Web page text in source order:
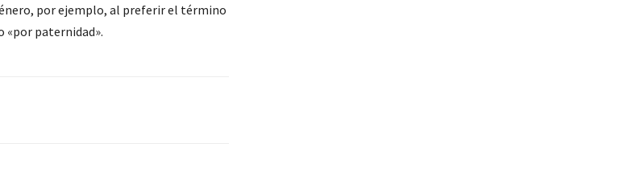
por ejemplo, al preferir el término
«por paternidad».